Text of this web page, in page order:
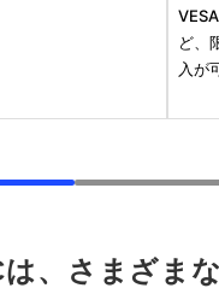
ど、
入が
、さまざま